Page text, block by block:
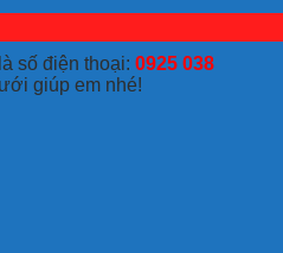
số điện thoại: 0925 038
giúp em nhé!